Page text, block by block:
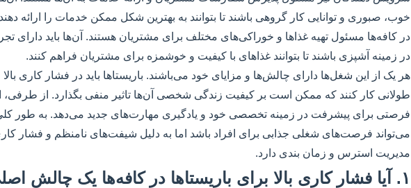
خوب، صبوری و توانایی کار گروهی باشند تا بتوانند به بهترین شکل ممکن خدمات را ارائه
در کافه‌ها مسئول تهیه غذاها و خوراکی‌های مختلف برای مشتریان هستند. آن‌ها باید دارای
در زمینه آشپزی باشند تا بتوانند غذاهای با کیفیت و خوشمزه برای مشتریان فراهم کنند.
هر یک از این شغل‌ها دارای چالش‌ها و مزایای خود می‌باشند. باریستا‌ها باید در فشار کاری
طولانی کار کنند که ممکن است بر کیفیت زندگی شخصی آن‌ها تاثیر منفی بگذارد. از طرفی،
فرصتی برای پیشرفت در زمینه تخصصی خود و یادگیری مهارت‌های جدید می‌دهد. به طور
می‌تواند فرصت‌های شغلی جذابی برای افراد باشد اما به دلیل شیفت‌های نامنظم و فشار کاری
مدیریت استرس و زمان بندی دارد.
۱. آیا فشار کاری بالا برای باریستا‌ها در کافه‌ها یک چالش اصلی است؟